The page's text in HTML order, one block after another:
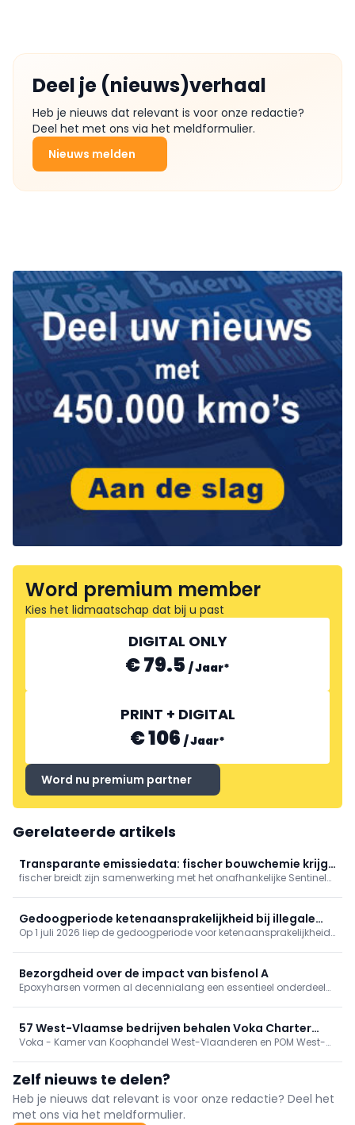
Deel je (nieuws)verhaal
Heb je nieuws dat relevant is voor onze redactie?
Deel het met ons via het meldformulier.
Nieuws melden
Word premium member
Kies het lidmaatschap dat bij u past
DIGITAL ONLY
€ 79.5 /Jaar*
PRINT + DIGITAL
€ 106 /Jaar*
Word nu premium partner
Gerelateerde artikels
Transparante emissiedata: fischer bouwchemie krijgt
SHI-certificaat
fischer breidt zijn samenwerking met het onafhankelijke Sentinel
planners en bouwheren transparante emissiegegevens,
vereenvoudigen planning en bestek, en verbetert de
binnenluchtkwaliteit.
Gedoogperiode ketenaansprakelijkheid bij illegale
tewerkstelling afgelopen
Op 1 juli 2026 liep de gedoogperiode voor ketenaansprakelijkheid
Bezorgdheid over de impact van bisfenol A
Epoxyharsen vormen al decennialang een essentieel onderdeel
bijzonder sterk en slijtvast. Maar tegelijkertijd groeit de
bezorgdheid over de impact van bisfenol A, een veelgebruikte
bouwsteen van deze harsen.
57 West-Vlaamse bedrijven behalen Voka Charter
Duurzaam Ondernemen
Voka - Kamer van Koophandel West-Vlaanderen en POM West-
Ondernemen (VCDO)
Zelf nieuws te delen?
Heb je nieuws dat relevant is voor onze redactie? Deel het
met ons via het meldformulier.